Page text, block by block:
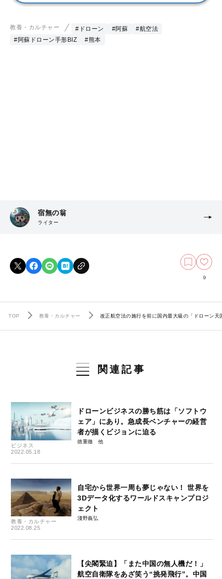
教養・カルチャー #ドローン #阿蘇
#航空法
#阿蘇ドローン手形BIZ
#熊本
宿無の翁
ライター
9
TOP 教養・カルチャー 改正航空法の施行を前に国内最大級の「ドローン
関連記事
ビジネス
2022.05.18
ドローンビジネスの勝ち筋は「ソフトウ
ェア」にあり。急成長ベンチャーの経営
者が描くビジョンに迫る
徳重徹
教養・カルチャー
2022.08.25
自宅から世界一周も夢じゃない！ 世界を
3Dデータ化するワールドスキャンプロジ
ェクト
淺野義弘
【尖閣緊迫】「また中国の無人機だ！」
航空自衛隊をあざ笑う“挑発飛行”。中国